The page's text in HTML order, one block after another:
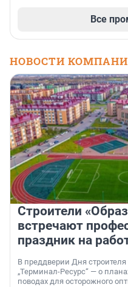
Все
НОВОСТИ
Строители
встречают
праздник на
В преддверии Дня
„Терминал-Ресурс“ — о
поводах для осторожного